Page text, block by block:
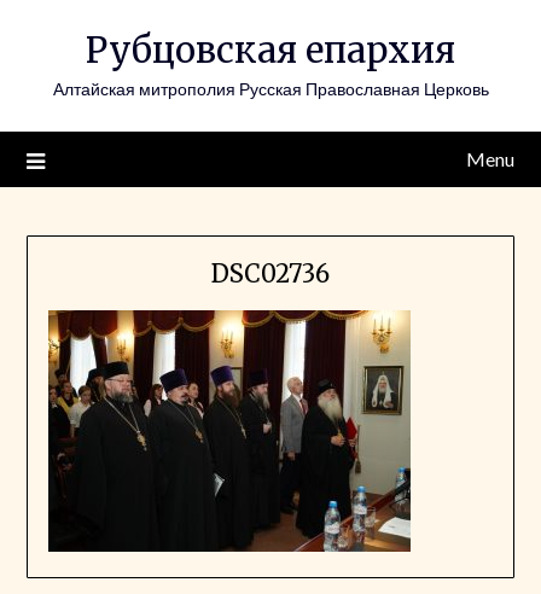
Рубцовская епархия
Алтайская митрополия Русская Православная Церковь
Menu
DSC02736